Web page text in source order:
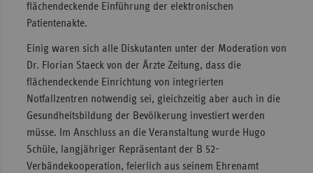
flächendeckende Einführung der elektronischen
Patientenakte.
Einig waren sich alle Diskutanten unter der Moderation von
Dr. Florian Staeck von der Ärzte Zeitung, dass die
flächendeckende Einrichtung von integrierten
Notfallzentren notwendig sei, gleichzeitig aber auch in die
Gesundheitsbildung der Bevölkerung investiert werden
müsse. Im Anschluss an die Veranstaltung wurde Hugo
Schüle, langjähriger Repräsentant der B 52-
Verbändekooperation, feierlich aus seinem Ehrenamt